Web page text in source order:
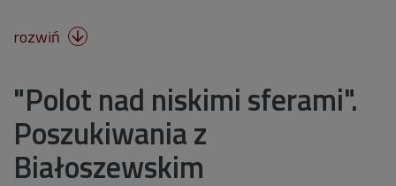
rozwiń 
"Polot nad niskimi sferami".
Poszukiwania z
Białoszewskim